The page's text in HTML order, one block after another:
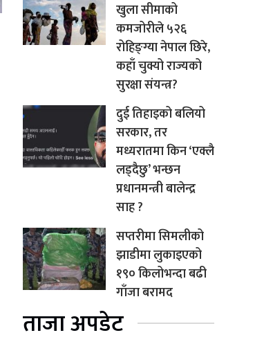
खुला सीमाको
कमजोरीले ५२६
रोहिङ्ग्या नेपाल छिरे,
कहाँ चुक्यो राज्यको
सुरक्षा संयन्त्र?
दुई तिहाइको बलियो
सरकार, तर
मध्यरातमा किन ‘एक्लै
लड्दैछु’ भन्छन
प्रधानमन्त्री बालेन्द्र
साह ?
सप्तरीमा सिमलीको
झाडीमा लुकाइएको
१९० किलोभन्दा बढी
गाँजा बरामद
ताजा अपडेट